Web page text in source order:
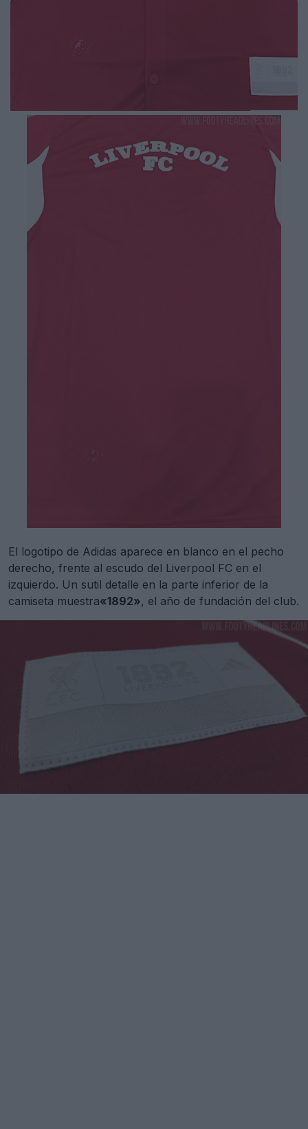
El logotipo de Adidas aparece en blanco en el pecho
derecho, frente al escudo del Liverpool FC en el
izquierdo. Un sutil detalle en la parte inferior de la
camiseta muestra«1892», el año de fundación del club.